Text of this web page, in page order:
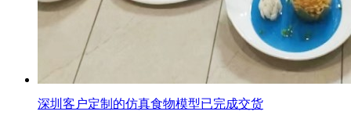
深圳客户定制的仿真食物模型已完成交货